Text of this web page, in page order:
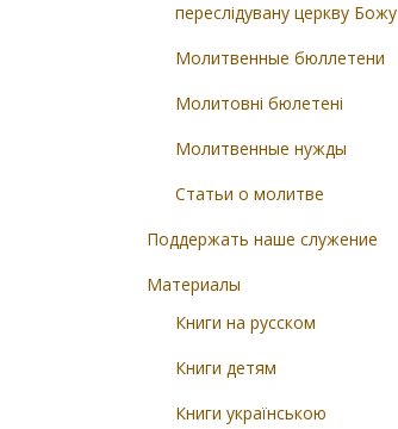
переслідувану церкву Божу
Молитвенные бюллетени
Молитовні бюлетені
Молитвенные нужды
Статьи о молитве
Поддержать наше служение
Материалы
Книги на русском
Книги детям
Книги українською